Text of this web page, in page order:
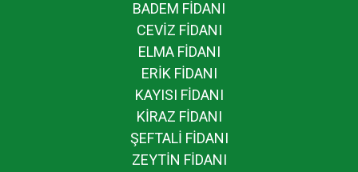
BADEM FİDANI
CEVİZ FİDANI
ELMA FİDANI
ERİK FİDANI
KAYISI FİDANI
KİRAZ FİDANI
ŞEFTALİ FİDANI
ZEYTİN FİDANI